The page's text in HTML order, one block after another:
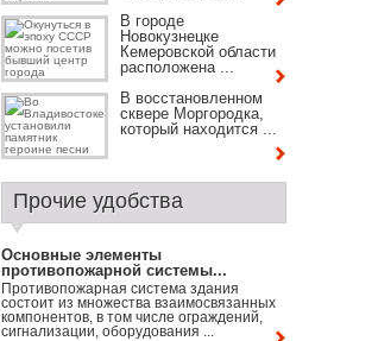
В городе
Новокузнецке
Кемеровской области
расположена ...
В восстановленном
сквере Моргородка,
который находится ...
Прочие удобства
Основные элементы
противопожарной системы...
Противопожарная система здания
состоит из множества взаимосвязанных
компонентов, в том числе ограждений,
сигнализации, оборудования ...